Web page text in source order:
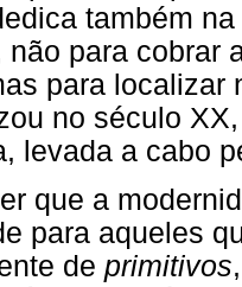
também na
não para cobrar
para localizar
no século
levada a cabo
que a
para aqueles
de primitivos